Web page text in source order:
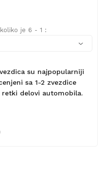
je 6 - 1 :
su najpopularniji
sa 1-2 zvezdice
delovi automobila.